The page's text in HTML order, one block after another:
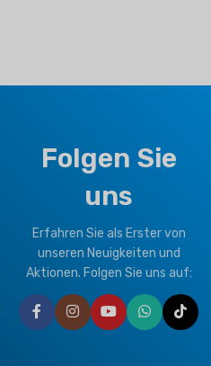
Folgen Sie
uns
Erfahren Sie als Erster von
unseren Neuigkeiten und
Aktionen. Folgen Sie uns auf: